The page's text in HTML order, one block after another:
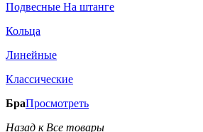
Подвесные На штанге
Кольца
Линейные
Классические
БраПросмотреть
Назад к Все товары